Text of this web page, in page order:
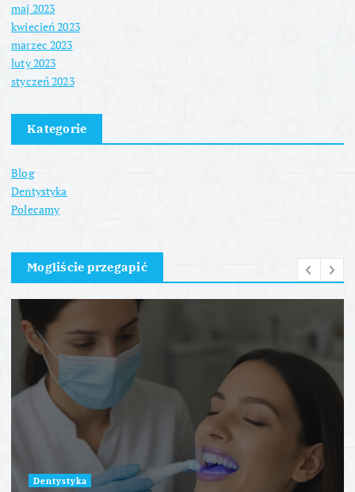
maj 2023
kwiecień 2023
marzec 2023
luty 2023
styczeń 2023
Kategorie
Blog
Dentystyka
Polecamy
Mogliście przegapić
Dentystyka